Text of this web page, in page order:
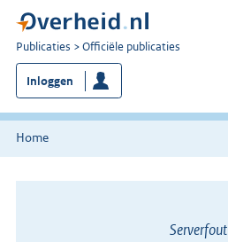
U
bent
nu
hier:
Publicaties Officiële publicaties
Inloggen
Home
Serverfout